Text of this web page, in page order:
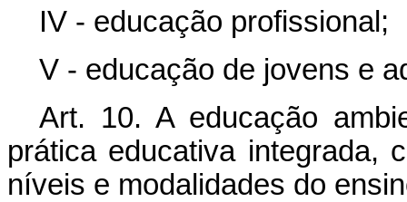
IV - educação profissional;
V - educação de jovens e
Art. 10. A educação
prática educativa integrada,
níveis e modalidades do